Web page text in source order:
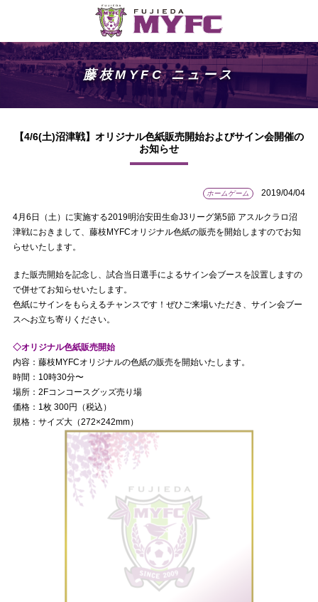
藤枝MYFC ニュース
【4/6(土)沼津戦】オリジナル色紙販売開始およびサイン会開催の
お知らせ
ホームゲーム 2019/04/04
4月6日（土）に実施する2019明治安田生命J3リーグ第5節 アスルクラロ沼
津戦におきまして、藤枝MYFCオリジナル色紙の販売を開始しますのでお知
らせいたします。
また販売開始を記念し、試合当日選手によるサイン会ブースを設置しますの
で併せてお知らせいたします。
色紙にサインをもらえるチャンスです！ぜひご来場いただき、サイン会ブー
スへお立ち寄りください。
◇オリジナル色紙販売開始
内容：藤枝MYFCオリジナルの色紙の販売を開始いたします。
時間：10時30分〜
場所：2Fコンコースグッズ売り場
価格：1枚 300円（税込）
規格：サイズ大（272×242mm）